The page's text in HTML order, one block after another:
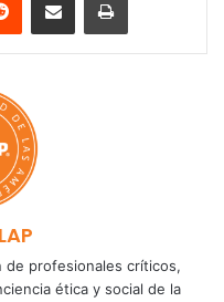
de profesionales críticos,
ética y social de la